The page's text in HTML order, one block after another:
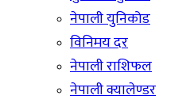
नेपाली युनिकोड
विनिमय दर
नेपाली राशिफल
नेपाली क्यालेण्डर